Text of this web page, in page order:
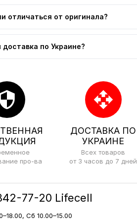
отличаться от оригинала?
доставка по Украине?
про-ва
open_with
ДОСТАВКА ПО
УКРАИНЕ
Всех товаров
от 3 часов до 7 дней
77-20 Lifecell
Сб 10.00–15.00